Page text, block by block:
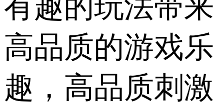
有趣的玩法带来
高品质的游戏乐
趣，高品质刺激